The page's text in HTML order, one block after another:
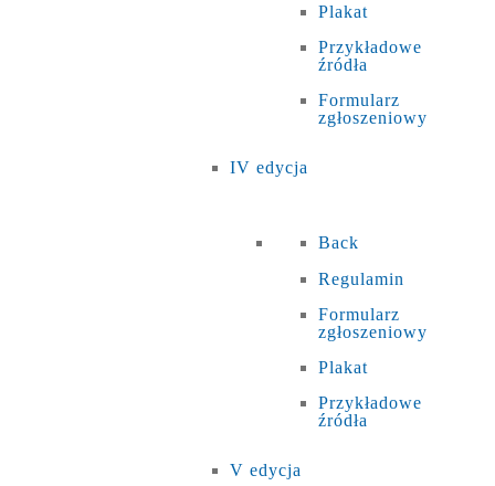
Plakat
Przykładowe
źródła
Formularz
zgłoszeniowy
IV edycja
Back
Regulamin
Formularz
zgłoszeniowy
Plakat
Przykładowe
źródła
V edycja